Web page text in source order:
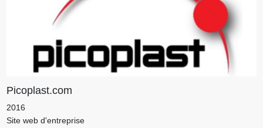
Picoplast.com
2016
Site web d'entreprise